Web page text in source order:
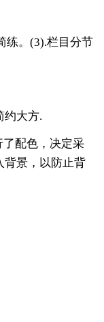
。(3).栏目分节
大方.
配色，决定采
背景，以防止背